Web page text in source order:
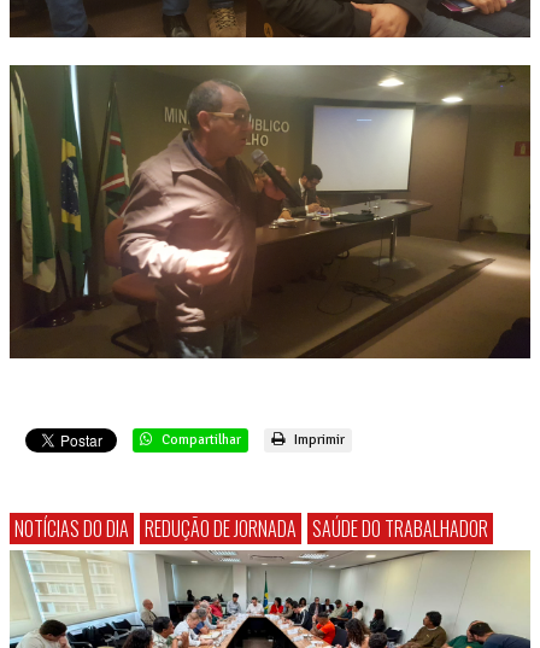
Compartilhar Imprimir
NOTÍCIAS DO DIA REDUÇÃO DE JORNADA SAÚDE DO TRABALHADOR